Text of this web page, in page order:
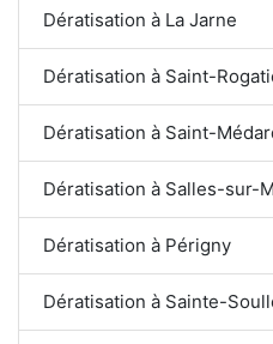
Dératisation à La Jarne
Dératisation à Saint-
Dératisation à Saint-
Dératisation à Salles-sur-
Dératisation à Périgny
Dératisation à Sainte-